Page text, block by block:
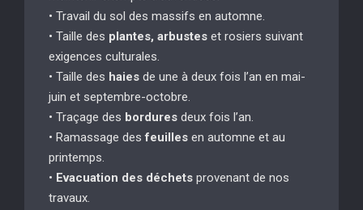
• Travail du sol des massifs en automne.
• Taille des plantes, arbustes et rosiers suivant
exigences culturales.
• Taille des haies de une à deux fois l’an en mai-
juin et septembre-octobre.
• Traçage des bordures deux fois l’an.
• Ramassage desfeuilles en automne et au
printemps.
• Evacuation des déchets provenant de nos
travaux.